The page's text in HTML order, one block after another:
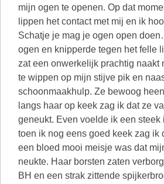
mijn ogen te openen. Op dat
lippen het contact met mij en ik
Schatje je mag je ogen open
ogen en knipperde tegen het felle
zat een onwerkelijk prachtig naakt
te wippen op mijn stijve pik en
schoonmaakhulp. Ze bewoog
langs haar op keek zag ik dat ze
geneukt. Even voelde ik een steek
toen ik nog eens goed keek zag ik
een bloed mooi meisje was dat
neukte. Haar borsten zaten
BH en een strak zittende